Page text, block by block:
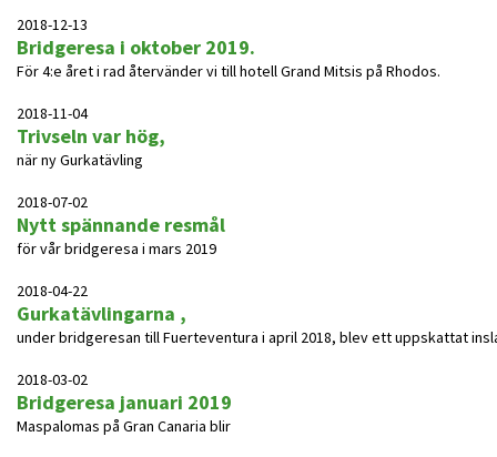
2018-12-13
Bridgeresa i oktober 2019.
För 4:e året i rad återvänder vi till hotell Grand Mitsis på Rhodos.
2018-11-04
Trivseln var hög,
när ny Gurkatävling
2018-07-02
Nytt spännande resmål
för vår bridgeresa i mars 2019
2018-04-22
Gurkatävlingarna ,
under bridgeresan till Fuerteventura i april 2018, blev ett uppskattat
2018-03-02
Bridgeresa januari 2019
Maspalomas på Gran Canaria blir